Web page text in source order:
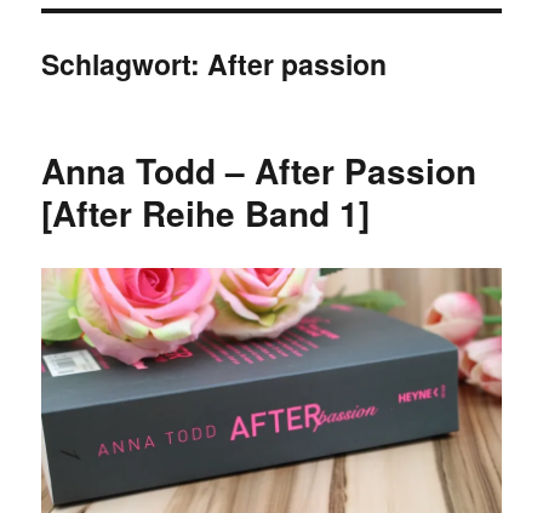
Schlagwort:After passion
Anna Todd – After Passion
[After Reihe Band 1]